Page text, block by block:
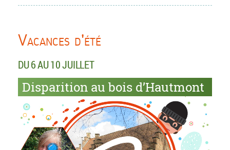
Vacances d'été
DU 6 AU 10 JUILLET
Disparition au bois d’Hautmont